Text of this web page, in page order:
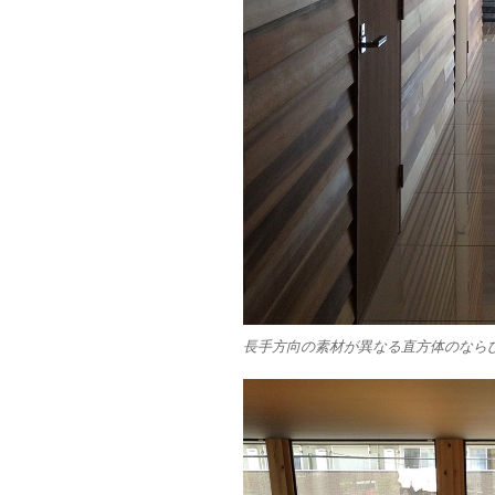
長手方向の素材が異なる直方体のなら